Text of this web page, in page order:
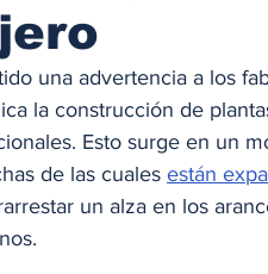
una advertencia a los
la construcción de
Esto surge en un
de las cuales están
un alza en los